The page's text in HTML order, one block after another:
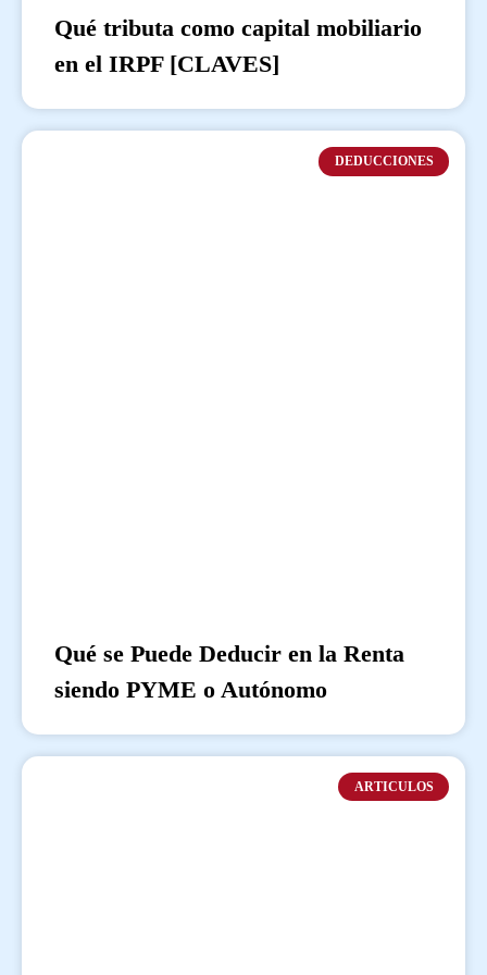
Qué tributa como capital mobiliario
en el IRPF [CLAVES]
DEDUCCIONES
Qué se Puede Deducir en la Renta
siendo PYME o Autónomo
ARTICULOS